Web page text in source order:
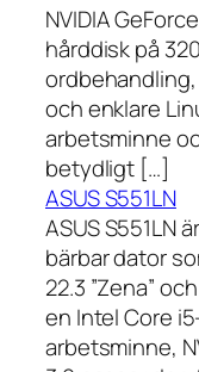
NVIDIA
hårddisk på
och enklare
arbetsminne
betydligt […]
ASUS S551LN
ASUS S551LN
bärbar dator
22.3 ”Zena”
en Intel Core
arbetsminne,